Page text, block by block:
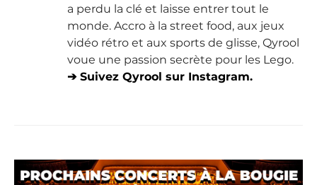
a perdu la clé et laisse entrer tout le
monde. Accro à la street food, aux jeux
vidéo rétro et aux sports de glisse, Qyrool
voue une passion secrète pour les Lego.
➔ Suivez Qyrool sur Instagram.